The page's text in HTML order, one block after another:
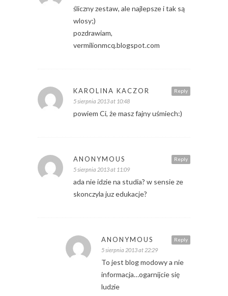
śliczny zestaw, ale najlepsze i tak są
wlosy;)
pozdrawiam,
vermilionmcq.blogspot.com
Reply
KAROLINA KACZOR
5 sierpnia 2013 at 10:48
powiem Ci, że masz fajny uśmiech:)
Reply
ANONYMOUS
5 sierpnia 2013 at 11:09
ada nie idzie na studia? w sensie ze
skonczyla juz edukacje?
Reply
ANONYMOUS
5 sierpnia 2013 at 22:29
To jest blog modowy a nie
informacja…ogarnijcie się
ludzie